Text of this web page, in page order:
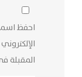
احفظ
المقبلة